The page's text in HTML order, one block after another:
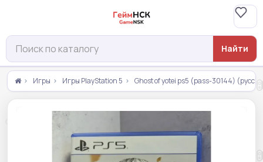
Найти
Игры Игры PlayStation 5 Ghost of yotei ps5 (pass-30144)